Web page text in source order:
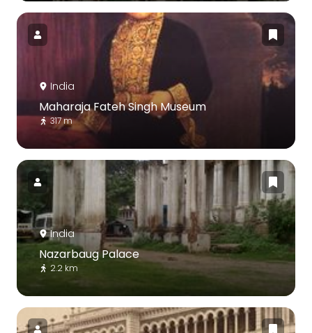
India
Maharaja Fateh Singh Museum
317 m
India
Nazarbaug Palace
2.2 km